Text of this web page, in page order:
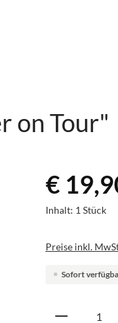
on Tour"
€
Inhalt: 1 Stück
Preise inkl.
Sofort
Produkt